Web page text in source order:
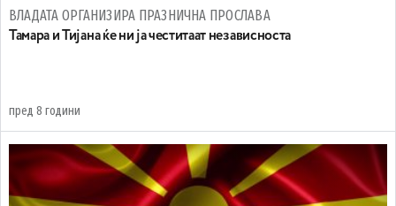
ВЛАДАТА ОРГАНИЗИРА ПРАЗНИЧНА ПРОСЛАВА
Тамара и Тијана ќе ни ја честитаат независноста
пред 8 години